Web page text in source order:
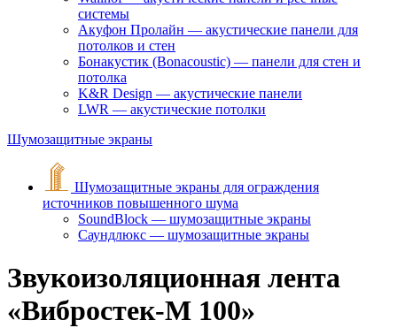
системы
Акуфон Пролайн — акустические панели для
потолков и стен
Бонакустик (Bonacoustic) — панели для стен и
потолка
K&R Design — акустические панели
LWR — акустические потолки
Шумозащитные экраны
Шумозащитные экраны для ограждения
источников повышенного шума
SoundBlock — шумозащитные экраны
Саундлюкс — шумозащитные экраны
Звукоизоляционная лента
«Вибростек-М 100»